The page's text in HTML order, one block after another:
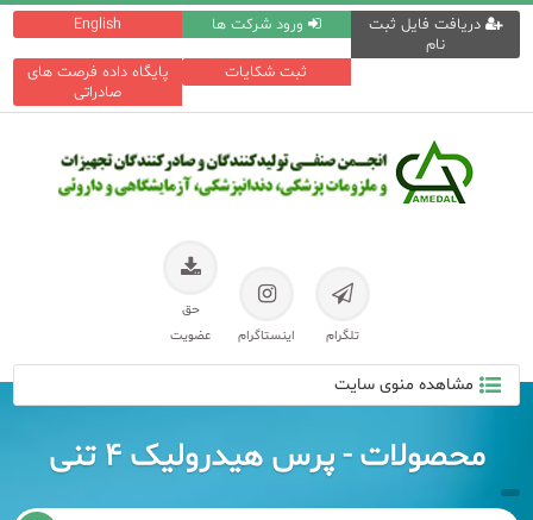
English ورود شرکت ها
دریافت فایل ثبت
نام
پایگاه داده فرصت های
صادراتی
ثبت شکایات
تلگرام اینستاگرام
حق
عضویت
مشاهده منوی سایت
محصولات - پرس هیدرولیک ۴ تنی